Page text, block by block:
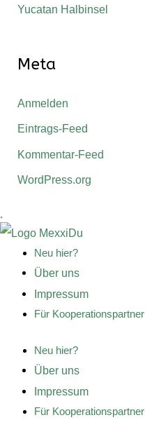
Yucatan Halbinsel
Meta
Anmelden
Eintrags-Feed
Kommentar-Feed
WordPress.org
.
Neu hier?
Über uns
Impressum
Für Kooperationspartner
Neu hier?
Über uns
Impressum
Für Kooperationspartner